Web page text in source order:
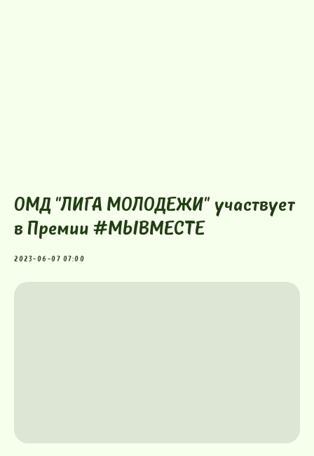
ОМД "ЛИГА МОЛОДЕЖИ" участвует
в Премии #МЫВМЕСТЕ
2023-06-07 07:00